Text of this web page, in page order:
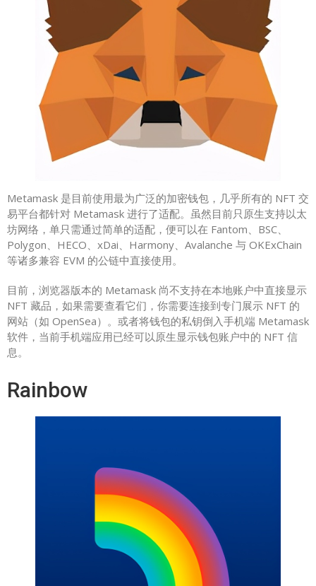
Metamask 是目前使用最为广泛的加密钱包，几乎所有的 NFT 交
易平台都针对 Metamask 进行了适配。虽然目前只原生支持以太
坊网络，单只需通过简单的适配，便可以在 Fantom、BSC、
Polygon、HECO、xDai、Harmony、Avalanche 与 OKExChain
等诸多兼容 EVM 的公链中直接使用。
目前，浏览器版本的 Metamask 尚不支持在本地账户中直接显示
NFT 藏品，如果需要查看它们，你需要连接到专门展示 NFT 的
网站（如 OpenSea）。或者将钱包的私钥倒入手机端 Metamask
软件，当前手机端应用已经可以原生显示钱包账户中的 NFT 信
息。
Rainbow